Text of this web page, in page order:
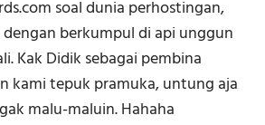
soal dunia perhostingan,
berkumpul di api unggun
Kak Didik sebagai pembina
kami tepuk pramuka, untung aja
malu-maluin. Hahaha